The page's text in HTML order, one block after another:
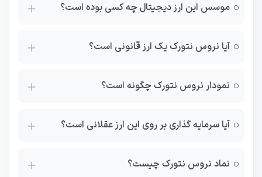
موسس این ارز دیجیتال چه کسی بوده است؟
آیا نروس نتورک یک ارز قانونی است؟
نمودار نروس نتورک چگونه است؟
آیا سرمایه گذاری بر روی این ارز عقلانی است؟
نماد نروس نتورک چیست؟